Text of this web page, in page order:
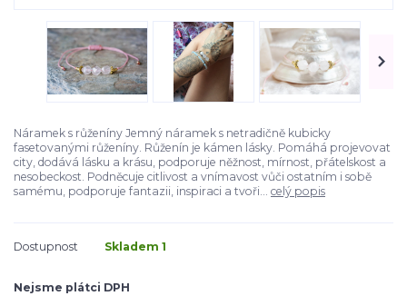
Náramek s růženíny Jemný náramek s netradičně kubicky
fasetovanými růženíny. Růženín je kámen lásky. Pomáhá projevovat
city, dodává lásku a krásu, podporuje něžnost, mírnost, přátelskost a
nesobeckost. Podněcuje citlivost a vnímavost vůči ostatním i sobě
samému, podporuje fantazii, inspiraci a tvoři... celý popis
Dostupnost Skladem 1
Nejsme plátci DPH